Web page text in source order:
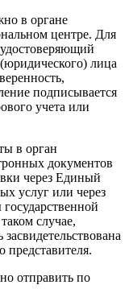
в органе
центре. Для
лица
подписывается
учета или
в орган
документов
через Единый
услуг или через
случае,
представителя.
отправить по